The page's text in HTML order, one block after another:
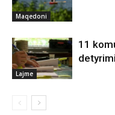
Maqedoni
Lajme
11